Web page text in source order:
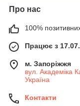
Про нас
100% позитивних
Працює з
м. Запоріжжя
вул. Академіка
Україна
Контакти